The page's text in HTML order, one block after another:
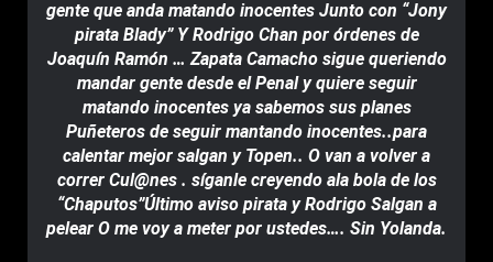
gente que anda matando inocentes Junto con “Jony
pirata Blady” Y Rodrigo Chan por órdenes de
Joaquín Ramón … Zapata Camacho sigue queriendo
mandar gente desde el Penal y quiere seguir
matando inocentes ya sabemos sus planes
Puñeteros de seguir mantando inocentes..para
calentar mejor salgan y Topen.. O van a volver a
correr Cul@nes . síganle creyendo ala bola de los
“Chaputos”Último aviso pirata y Rodrigo Salgan a
pelear O me voy a meter por ustedes…. Sin Yolanda.